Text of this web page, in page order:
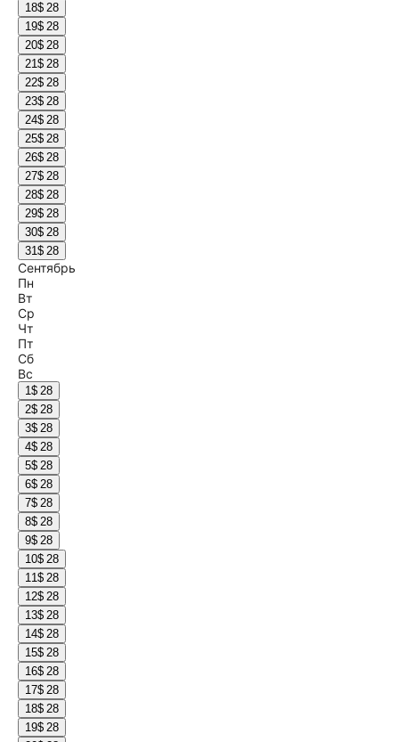
18$ 28
19$ 28
20$ 28
21$ 28
22$ 28
23$ 28
24$ 28
25$ 28
26$ 28
27$ 28
28$ 28
29$ 28
30$ 28
31$ 28
Сентябрь
Пн
Вт
Ср
Чт
Пт
Сб
Вс
1$ 28
2$ 28
3$ 28
4$ 28
5$ 28
6$ 28
7$ 28
8$ 28
9$ 28
10$ 28
11$ 28
12$ 28
13$ 28
14$ 28
15$ 28
16$ 28
17$ 28
18$ 28
19$ 28